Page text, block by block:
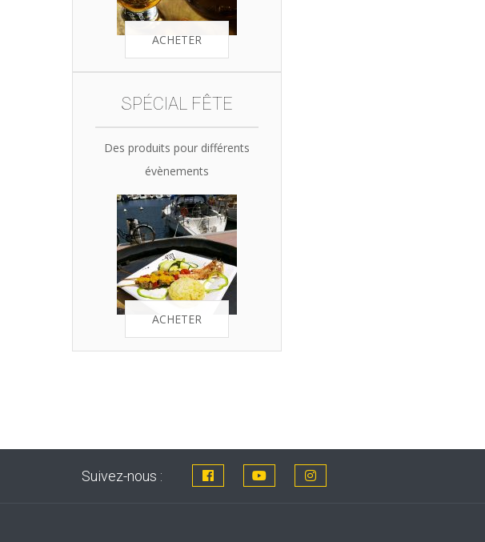
ACHETER
SPÉCIAL FÊTE
Des produits pour différents
évènements
ACHETER
Suivez-nous :